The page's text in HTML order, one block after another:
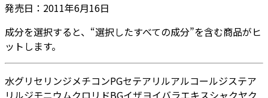
発売日： 2011年6月16日
成分を選択すると、“選択したすべての成分”を含む商品がヒ
ットします。
水グリセリンジメチコンPGセテアリルアルコールジステア